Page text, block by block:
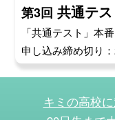
第3回 共通テ
「共通テスト」本
申し込み締め切り
キミの高校